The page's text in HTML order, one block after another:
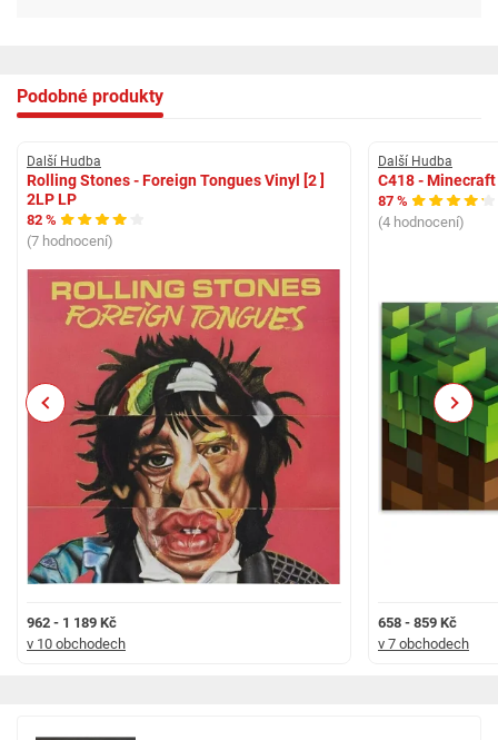
Podobné produkty
Další Hudba
Rolling Stones - Foreign Tongues Vinyl [2 ]
2LP LP
82 %
(7 hodnocení)
962 - 1 189 Kč
v 10 obchodech
Další Hudba
C418 -
87 %
(4 hodnocení)
658 - 859 Kč
v 7 obchodech
Previous Next